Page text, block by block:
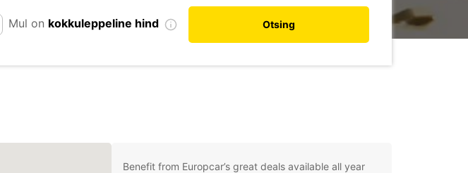
Mul on kokkuleppeline hind Otsing
Benefit from Europcar’s great deals available all year